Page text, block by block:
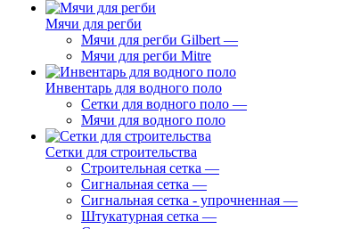
Мячи для регби
Мячи для регби Gilbert —
Мячи для регби Mitre
Инвентарь для водного поло
Сетки для водного поло —
Мячи для водного поло
Сетки для строительства
Строительная сетка —
Сигнальная сетка —
Сигнальная сетка - упрочненная —
Штукатурная сетка —